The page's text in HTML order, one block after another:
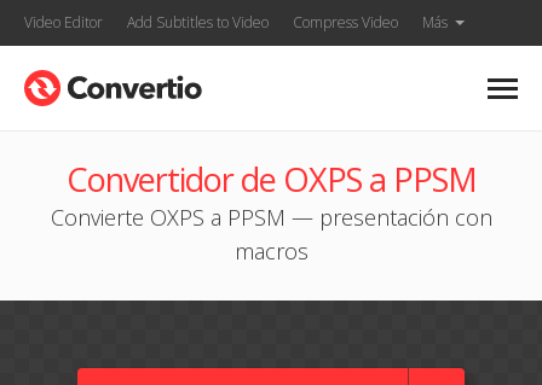
Video Editor Add Subtitles to Video Compress Video Más
Convertidor de OXPS a PPSM
Convierte OXPS a PPSM — presentación con
macros